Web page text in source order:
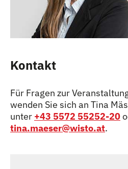
Kontakt
Für Fragen zur
wenden Sie sich an Tina
unter +43 5572 55252-20
tina.maeser@wisto.at.